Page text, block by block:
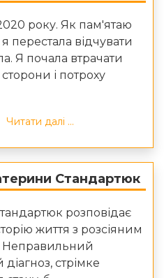
року. Як пам'ятаю
перестала відчувати
Я почала втрачати
сторони і потроху
Читати далі ...
Стандартюк
розповідає
життя з розсіяним
Неправильний
стрімке